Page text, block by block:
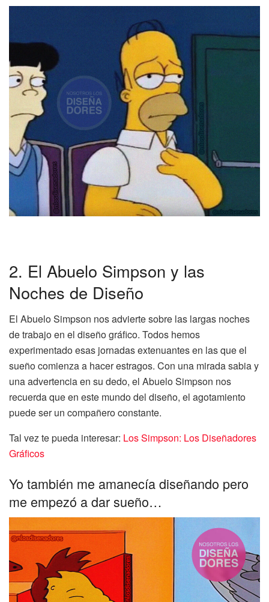
2. El Abuelo Simpson y las
Noches de Diseño
El Abuelo Simpson nos advierte sobre las largas noches
de trabajo en el diseño gráfico. Todos hemos
experimentado esas jornadas extenuantes en las que el
sueño comienza a hacer estragos. Con una mirada sabia y
una advertencia en su dedo, el Abuelo Simpson nos
recuerda que en este mundo del diseño, el agotamiento
puede ser un compañero constante.
Tal vez te pueda interesar: Los Simpson: Los Diseñadores
Gráficos
Yo también me amanecía diseñando pero
me empezó a dar sueño…